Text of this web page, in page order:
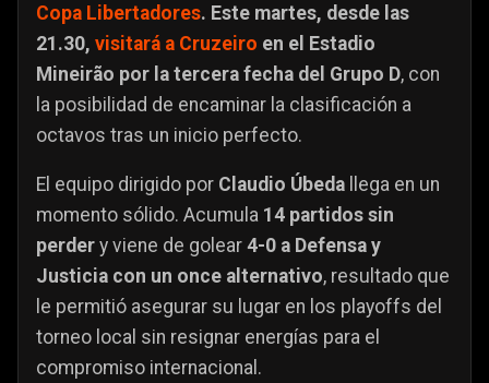
Copa Libertadores. Este martes, desde las
21.30, visitará a Cruzeiro en el Estadio
Mineirão por la tercera fecha del Grupo D, con
la posibilidad de encaminar la clasificación a
octavos tras un inicio perfecto.
El equipo dirigido por Claudio Úbeda llega en un
momento sólido. Acumula 14 partidos sin
perder y viene de golear 4-0 a Defensa y
Justicia con un once alternativo, resultado que
le permitió asegurar su lugar en los playoffs del
torneo local sin resignar energías para el
compromiso internacional.